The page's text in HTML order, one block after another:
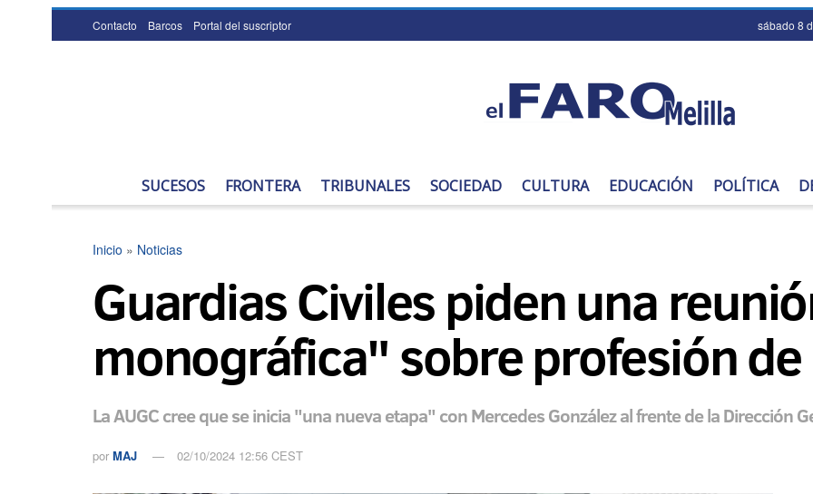
Contacto Barcos Portal del suscriptor sábado 8
SUCESOS FRONTERA TRIBUNALES SOCIEDAD CULTURA EDUCACIÓN POLÍTICA
Inicio » Noticias
Guardias Civiles piden una
monográfica" sobre profesión
La AUGC cree que se inicia "una nueva etapa" con Mercedes González al frente de la Dirección
por MAJ 02/10/2024 12:56 CEST